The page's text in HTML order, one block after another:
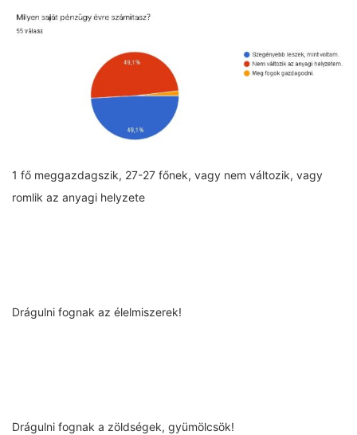
1 fő meggazdagszik, 27-27 főnek, vagy nem változik, vagy
romlik az anyagi helyzete
Drágulni fognak az élelmiszerek!
Drágulni fognak a zöldségek, gyümölcsök!